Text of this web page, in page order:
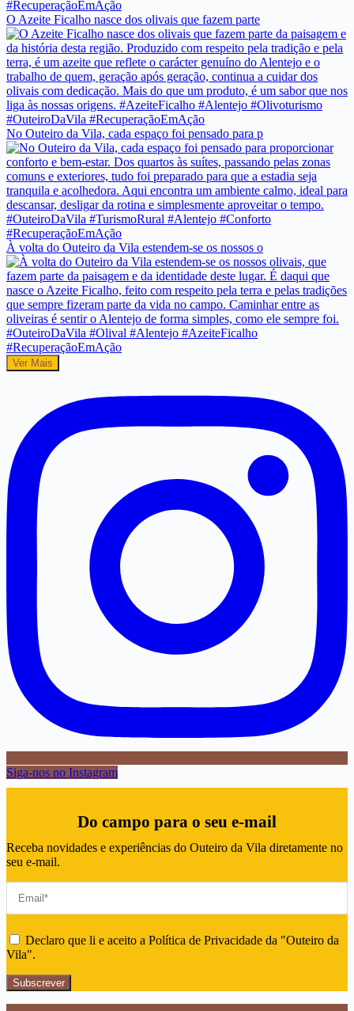
O Azeite Ficalho nasce dos olivais que fazem parte
No Outeiro da Vila, cada espaço foi pensado para p
À volta do Outeiro da Vila estendem-se os nossos o
Ver Mais
Siga-nos no Instagram
Do campo para o seu e-mail
Receba novidades e experiências do Outeiro da Vila diretamente no
seu e-mail.
Declaro que li e aceito a Política de Privacidade da "Outeiro da
Vila".